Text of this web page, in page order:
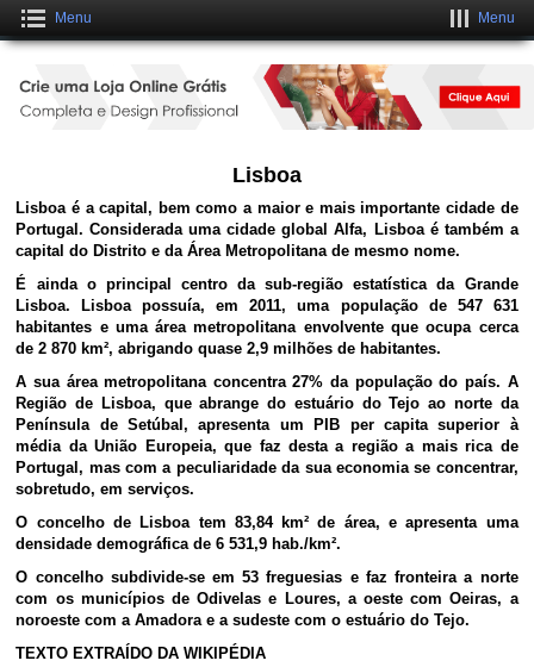
Menu Menu
Lisboa
Lisboa é a capital, bem como a maior e mais importante cidade de
Portugal. Considerada uma cidade global Alfa, Lisboa é também a
capital do Distrito e da Área Metropolitana de mesmo nome.
É ainda o principal centro da sub-região estatística da Grande
Lisboa. Lisboa possuía, em 2011, uma população de 547 631
habitantes e uma área metropolitana envolvente que ocupa cerca
de 2 870 km², abrigando quase 2,9 milhões de habitantes.
A sua área metropolitana concentra 27% da população do país. A
Região de Lisboa, que abrange do estuário do Tejo ao norte da
Península de Setúbal, apresenta um PIB per capita superior à
média da União Europeia, que faz desta a região a mais rica de
Portugal, mas com a peculiaridade da sua economia se concentrar,
sobretudo, em serviços.
O concelho de Lisboa tem 83,84 km² de área, e apresenta uma
densidade demográfica de 6 531,9 hab./km².
O concelho subdivide-se em 53 freguesias e faz fronteira a norte
com os municípios de Odivelas e Loures, a oeste com Oeiras, a
noroeste com a Amadora e a sudeste com o estuário do Tejo.
TEXTO EXTRAÍDO DA WIKIPÉDIA
Crie um Site Grátis Fantástico